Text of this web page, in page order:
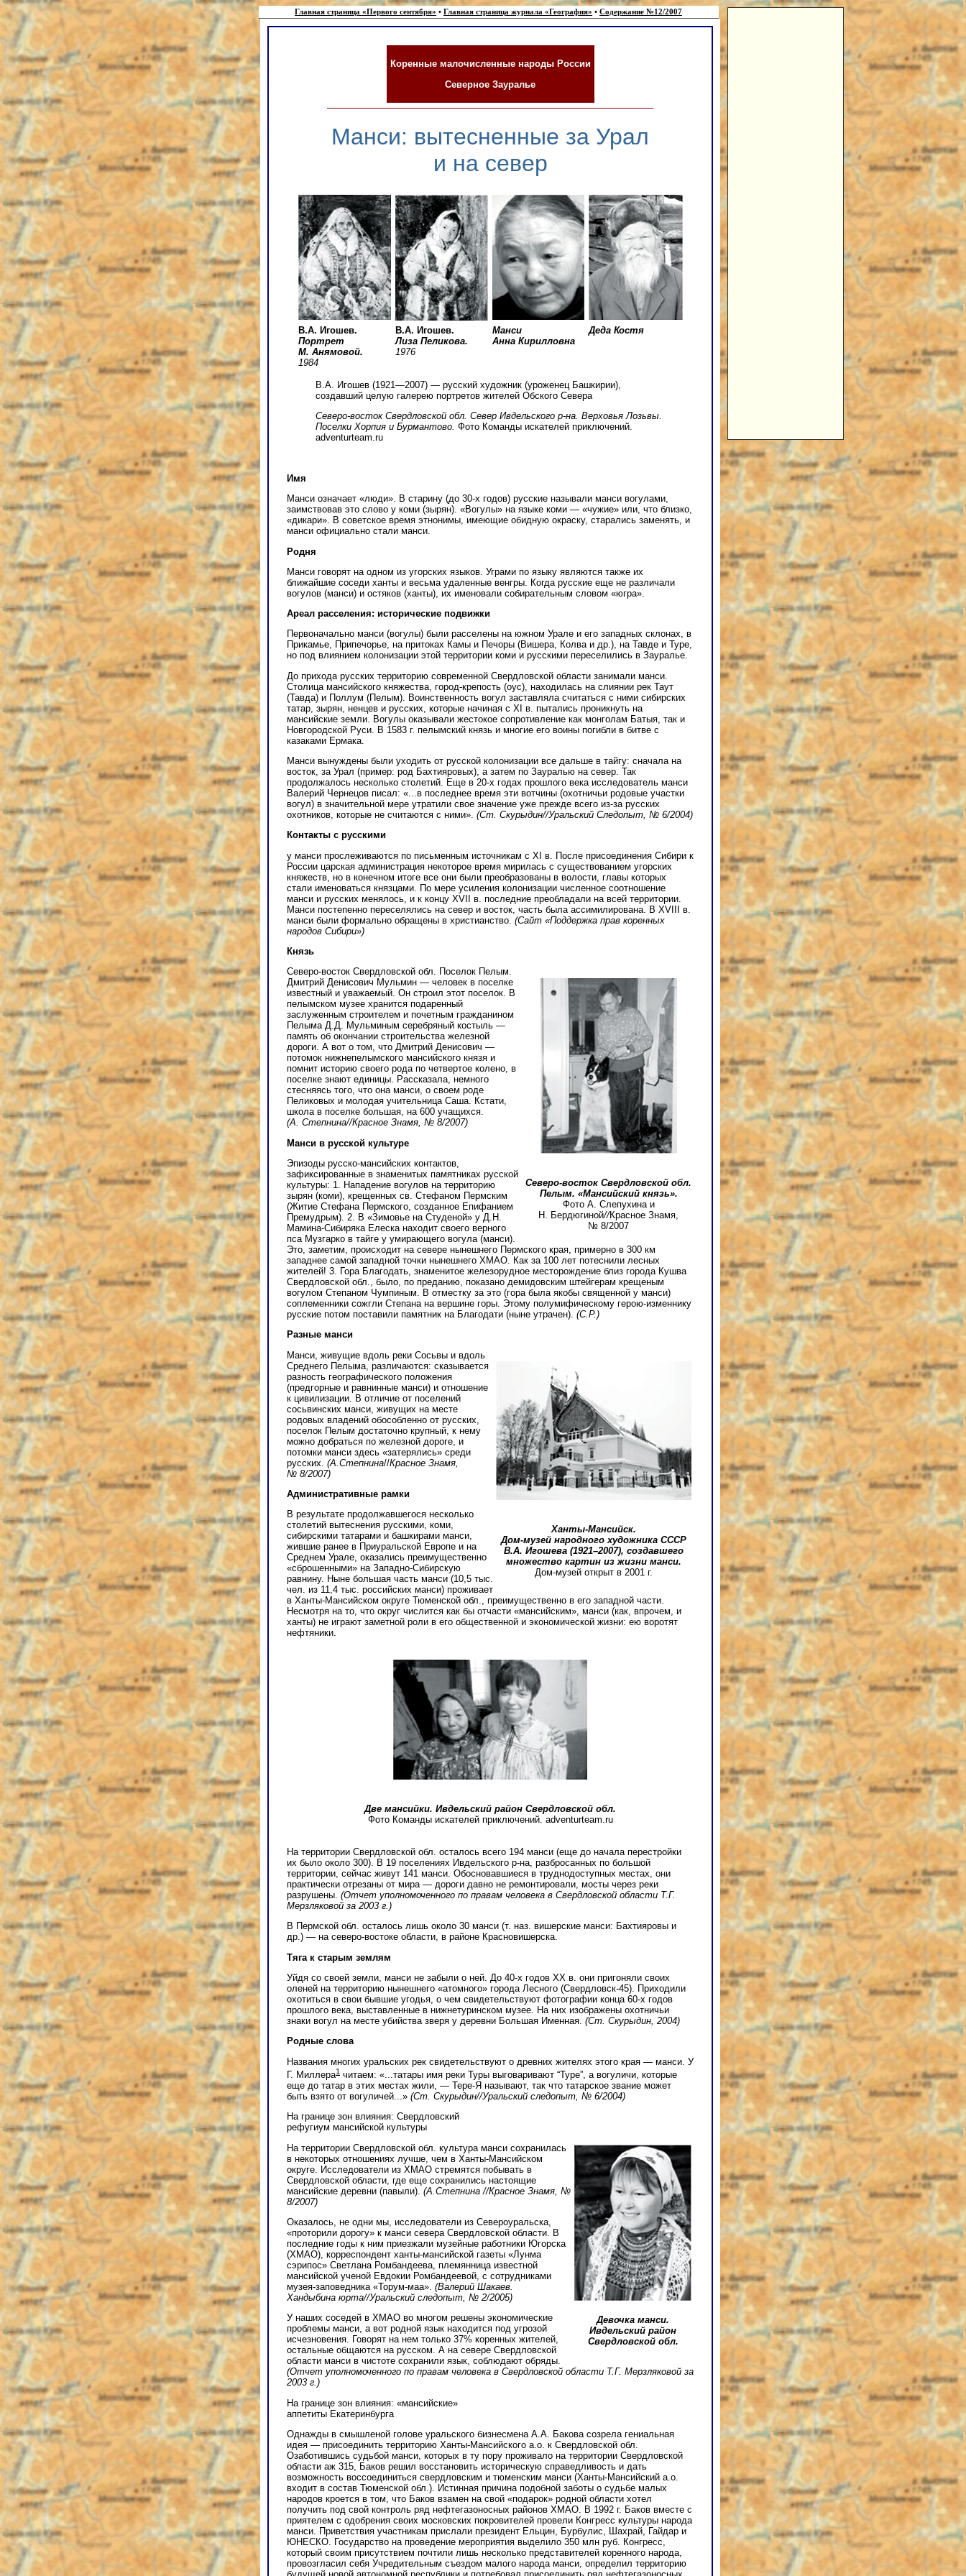
Главная страница «Первого сентября» • Главная страница журнала «География» • Содержание №12/2007
Коренные малочисленные народы России
Северное Зауралье
Манси: вытесненные за Урал
и на север
В.А. Игошев.
Портрет
М. Анямовой.
1984
В.А. Игошев.
Лиза Пеликова.
1976
Манси
Анна Кирилловна
Деда Костя
В.А. Игошев (1921—2007) — русский художник (уроженец Башкирии),
создавший целую галерею портретов жителей Обского Севера
Северо-восток Свердловской обл. Север Ивдельского р-на. Верховья Лозьвы.
Поселки Хорпия и Бурмантово. Фото Команды искателей приключений.
adventurteam.ru
Имя
Манси означает «люди». В старину (до 30-х годов) русские называли манси вогулами,
заимствовав это слово у коми (зырян). «Вогулы» на языке коми — «чужие» или, что близко,
«дикари». В советское время этнонимы, имеющие обидную окраску, старались заменять, и
манси официально стали манси.
Родня
Манси говорят на одном из угорских языков. Уграми по языку являются также их
ближайшие соседи ханты и весьма удаленные венгры. Когда русские еще не различали
вогулов (манси) и остяков (ханты), их именовали собирательным словом «югра».
Ареал расселения: исторические подвижки
Первоначально манси (вогулы) были расселены на южном Урале и его западных склонах, в
Прикамье, Припечорье, на притоках Камы и Печоры (Вишера, Колва и др.), на Тавде и Туре,
но под влиянием колонизации этой территории коми и русскими переселились в Зауралье.
До прихода русских территорию современной Свердловской области занимали манси.
Столица мансийского княжества, город-крепость (оус), находилась на слиянии рек Таут
(Тавда) и Поллум (Пелым). Воинственность вогул заставляла считаться с ними сибирских
татар, зырян, ненцев и русских, которые начиная с XI в. пытались проникнуть на
мансийские земли. Вогулы оказывали жестокое сопротивление как монголам Батыя, так и
Новгородской Руси. В 1583 г. пелымский князь и многие его воины погибли в битве с
казаками Ермака.
Манси вынуждены были уходить от русской колонизации все дальше в тайгу: сначала на
восток, за Урал (пример: род Бахтияровых), а затем по Зауралью на север. Так
продолжалось несколько столетий. Еще в 20-х годах прошлого века исследователь манси
Валерий Чернецов писал: «...в последнее время эти вотчины (охотничьи родовые участки
вогул) в значительной мере утратили свое значение уже прежде всего из-за русских
охотников, которые не считаются с ними». (Ст. Скурыдин//Уральский Следопыт, № 6/2004)
Контакты с русскими
у манси прослеживаются по письменным источникам с XI в. После присоединения Сибири к
России царская администрация некоторое время мирилась с существованием угорских
княжеств, но в конечном итоге все они были преобразованы в волости, главы которых
стали именоваться князцами. По мере усиления колонизации численное соотношение
манси и русских менялось, и к концу XVII в. последние преобладали на всей территории.
Манси постепенно переселялись на север и восток, часть была ассимилирована. В XVIII в.
манси были формально обращены в христианство. (Сайт «Поддержка прав коренных
народов Сибири»)
Князь
Северо-восток Свердловской обл.
Пелым. «Мансийский князь».
Фото А. Слепухина и
Н. Бердюгиной//Красное Знамя,
№ 8/2007
Северо-восток Свердловской обл. Поселок Пелым.
Дмитрий Денисович Мульмин — человек в поселке
известный и уважаемый. Он строил этот поселок. В
пелымском музее хранится подаренный
заслуженным строителем и почетным гражданином
Пелыма Д.Д. Мульминым серебряный костыль —
память об окончании строительства железной
дороги. А вот о том, что Дмитрий Денисович —
потомок нижнепелымского мансийского князя и
помнит историю своего рода по четвертое колено, в
поселке знают единицы. Рассказала, немного
стесняясь того, что она манси, о своем роде
Пеликовых и молодая учительница Саша. Кстати,
школа в поселке большая, на 600 учащихся.
(А. Степнина//Красное Знамя, № 8/2007)
Манси в русской культуре
Эпизоды русско-мансийских контактов,
зафиксированные в знаменитых памятниках русской
культуры: 1. Нападение вогулов на территорию
зырян (коми), крещенных св. Стефаном Пермским
(Житие Стефана Пермского, созданное Епифанием
Премудрым). 2. В «Зимовье на Студеной» у Д.Н.
Мамина-Сибиряка Елеска находит своего верного
пса Музгарко в тайге у умирающего вогула (манси).
Это, заметим, происходит на севере нынешнего Пермского края, примерно в 300 км
западнее самой западной точки нынешнего ХМАО. Как за 100 лет потеснили лесных
жителей! 3. Гора Благодать, знаменитое железорудное месторождение близ города Кушва
Свердловской обл., было, по преданию, показано демидовским штейгерам крещеным
вогулом Степаном Чумпиным. В отместку за это (гора была якобы священной у манси)
соплеменники сожгли Степана на вершине горы. Этому полумифическому герою-изменнику
русские потом поставили памятник на Благодати (ныне утрачен). (С.Р.)
Разные манси
Ханты-Мансийск.
Дом-музей народного художника СССР
В.А. Игошева (1921–2007), создавшего
множество картин из жизни манси.
Дом-музей открыт в 2001 г.
Манси, живущие вдоль реки Сосьвы и вдоль
Среднего Пелыма, различаются: сказывается
разность географического положения
(предгорные и равнинные манси) и отношение
к цивилизации. В отличие от поселений
сосьвинских манси, живущих на месте
родовых владений обособленно от русских,
поселок Пелым достаточно крупный, к нему
можно добраться по железной дороге, и
потомки манси здесь «затерялись» среди
русских. (А.Степнина//Красное Знамя,
№ 8/2007)
Административные рамки
В результате продолжавшегося несколько
столетий вытеснения русскими, коми,
сибирскими татарами и башкирами манси,
жившие ранее в Приуральской Европе и на
Среднем Урале, оказались преимущественно
«сброшенными» на Западно-Сибирскую
равнину. Ныне бoльшая часть манси (10,5 тыс.
чел. из 11,4 тыс. российских манси) проживает
в Ханты-Мансийском округе Тюменской обл., преимущественно в его западной части.
Несмотря на то, что округ числится как бы отчасти «мансийским», манси (как, впрочем, и
ханты) не играют заметной роли в его общественной и экономической жизни: ею воротят
нефтяники.
Две мансийки. Ивдельский район Свердловской обл.
Фото Команды искателей приключений. adventurteam.ru
На территории Свердловской обл. осталось всего 194 манси (еще до начала перестройки
их было около 300). В 19 поселениях Ивдельского р-на, разбросанных по большой
территории, сейчас живут 141 манси. Обосновавшиеся в труднодоступных местах, они
практически отрезаны от мира — дороги давно не ремонтировали, мосты через реки
разрушены. (Отчет уполномоченного по правам человека в Свердловской области Т.Г.
Мерзляковой за 2003 г.)
В Пермской обл. осталось лишь около 30 манси (т. наз. вишерские манси: Бахтияровы и
др.) — на северо-востоке области, в районе Красновишерска.
Тяга к старым землям
Уйдя со своей земли, манси не забыли о ней. До 40-х годов XX в. они пригоняли своих
оленей на территорию нынешнего «атомного» города Лесного (Свердловск-45). Приходили
охотиться в свои бывшие угодья, о чем свидетельствуют фотографии конца 60-х годов
прошлого века, выставленные в нижнетуринском музее. На них изображены охотничьи
знаки вогул на месте убийства зверя у деревни Большая Именная. (Ст. Скурыдин, 2004)
Родные слова
Названия многих уральских рек свидетельствуют о древних жителях этого края — манси. У
Г. Миллера1 читаем: «...татары имя реки Туры выговаривают “Туре”, а вогуличи, которые
еще до татар в этих местах жили, — Тере-Я называют, так что татарское звание может
быть взято от вогуличей...» (Ст. Скурыдин//Уральский следопыт, № 6/2004)
На границе зон влияния: Свердловский
рефугиум мансийской культуры
Девочка манси.
Ивдельский район
Свердловской обл.
На территории Свердловской обл. культура манси сохранилась
в некоторых отношениях лучше, чем в Ханты-Мансийском
округе. Исследователи из ХМАО стремятся побывать в
Свердловской области, где еще сохранились настоящие
мансийские деревни (павыли). (А.Степнина //Красное Знамя, №
8/2007)
Оказалось, не одни мы, исследователи из Североуральска,
«проторили дорогу» к манси севера Свердловской области. В
последние годы к ним приезжали музейные работники Югорска
(ХМАО), корреспондент ханты-мансийской газеты «Лунма
сэрипос» Светлана Ромбандеева, племянница известной
мансийской ученой Евдокии Ромбандеевой, с сотрудниками
музея-заповедника «Торум-маа». (Валерий Шакаев.
Хандыбина юрта//Уральский следопыт, № 2/2005)
У наших соседей в ХМАО во многом решены экономические
проблемы манси, а вот родной язык находится под угрозой
исчезновения. Говорят на нем только 37% коренных жителей,
остальные общаются на русском. А на севере Свердловской
области манси в чистоте сохранили язык, соблюдают обряды.
(Отчет уполномоченного по правам человека в Свердловской области Т.Г. Мерзляковой за
2003 г.)
На границе зон влияния: «мансийские»
аппетиты Екатеринбурга
Однажды в смышленой голове уральского бизнесмена А.А. Бакова созрела гениальная
идея — присоединить территорию Ханты-Мансийского а.о. к Свердловской обл.
Озаботившись судьбой манси, которых в ту пору проживало на территории Свердловской
области аж 315, Баков решил восстановить историческую справедливость и дать
возможность воссоединиться свердловским и тюменским манси (Ханты-Мансийский а.о.
входит в состав Тюменской обл.). Истинная причина подобной заботы о судьбе малых
народов кроется в том, что Баков взамен на свой «подарок» родной области хотел
получить под свой контроль ряд нефтегазоносных районов ХМАО. В 1992 г. Баков вместе с
приятелем с одобрения своих московских покровителей провели Конгресс культуры народа
манси. Приветствия участникам прислали президент Ельцин, Бурбулис, Шахрай, Гайдар и
ЮНЕСКО. Государство на проведение мероприятия выделило 350 млн руб. Конгресс,
который своим присутствием почтили лишь несколько представителей коренного народа,
провозгласил себя Учредительным съездом малого народа манси, определил территорию